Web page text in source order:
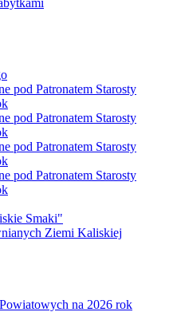
pod Patronatem Starosty
pod Patronatem Starosty
pod Patronatem Starosty
pod Patronatem Starosty
Smaki"
Ziemi Kaliskiej
na 2026 rok